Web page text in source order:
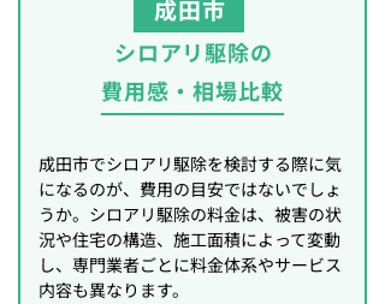
成田市
シロアリ駆除の
費用感・相場比較
成田市でシロアリ駆除を検討する際に気
になるのが、費用の目安ではないでしょ
うか。シロアリ駆除の料金は、被害の状
況や住宅の構造、施工面積によって変動
し、専門業者ごとに料金体系やサービス
内容も異なります。